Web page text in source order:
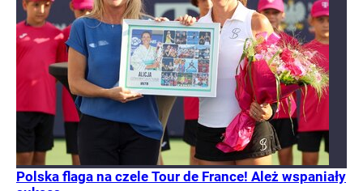
Polska flaga na czele Tour de France! Ależ wspaniały